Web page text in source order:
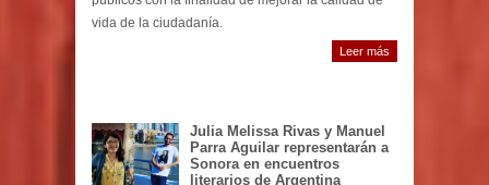
vida de la ciudadanía.
Leer más
Julia Melissa Rivas y Manuel
Parra Aguilar representarán a
Sonora en encuentros
literarios de Argentina